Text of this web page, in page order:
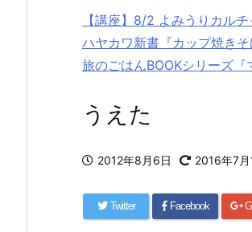
【講座】8/2 よみうりカル
ハヤカワ新書『カップ焼きそ
旅のごはんBOOKシリーズ
うえた
2012年8月6日 2016年7月
Twitter Facebook